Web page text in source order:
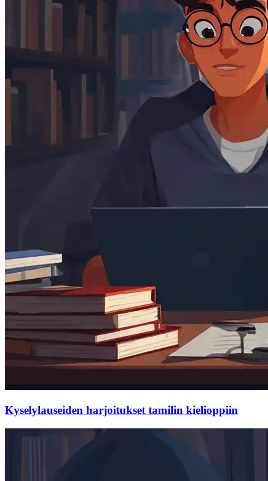
Kyselylauseiden harjoitukset tamilin kielioppiin